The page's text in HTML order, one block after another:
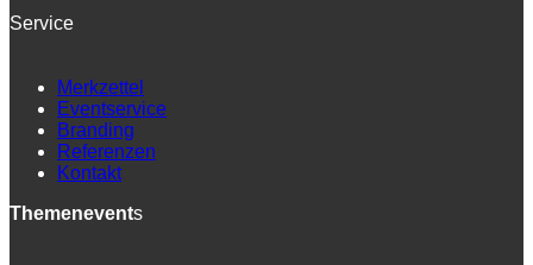
Service
Merkzettel
Eventservice
Branding
Referenzen
Kontakt
Themenevents